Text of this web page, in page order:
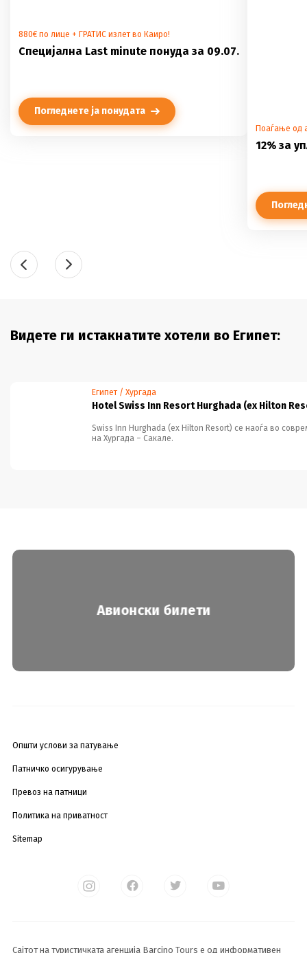
880€ по лице + ГРАТИС излет во Каиро!
Специјална Last minute понуда за 09.07.
Погледнете ја понудата
Поаѓање од
12% за
Видете ги истакнатите хотели во Египет:
Египет / Хургада
Hotel Swiss Inn Resort Hurghada (ex Hilton
Swiss Inn Hurghada (ex Hilton Resort) се наоѓа во
на Хургада – Сакале.
Авионски билети
Општи услови за патување
Патничко осигурување
Превоз на патници
Политика на приватност
Sitemap
Сајтот на туристичката агенција Barcino Tours е од информативен